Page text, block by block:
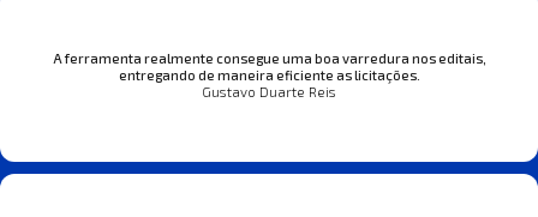
A ferramenta realmente consegue uma boa varredura nos editais,
entregando de maneira eficiente as licitações.
Gustavo Duarte Reis